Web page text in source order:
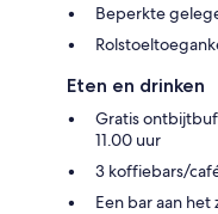
Beperkte
Eten en drinken
Gratis
11.00 uur
3 koffiebars/
Een bar aan het